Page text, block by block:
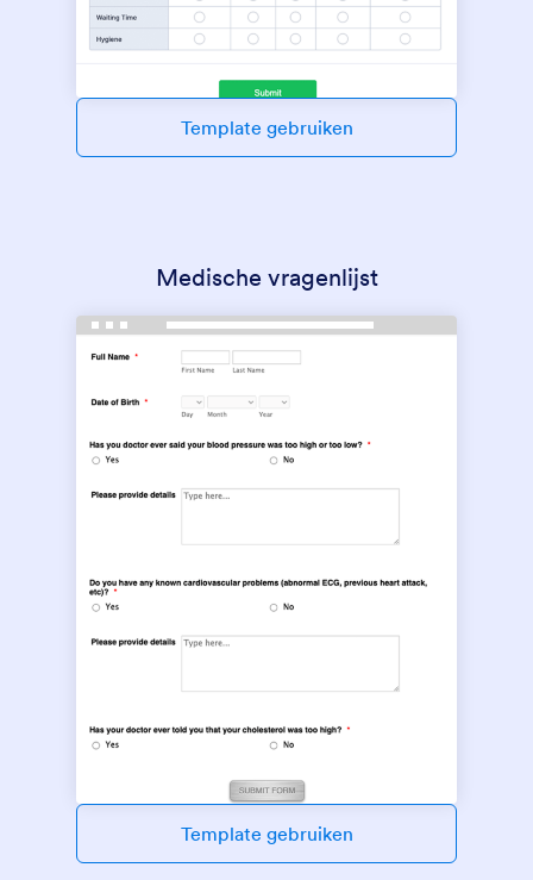
Template gebruiken
Medische vragenlijst
Template gebruiken